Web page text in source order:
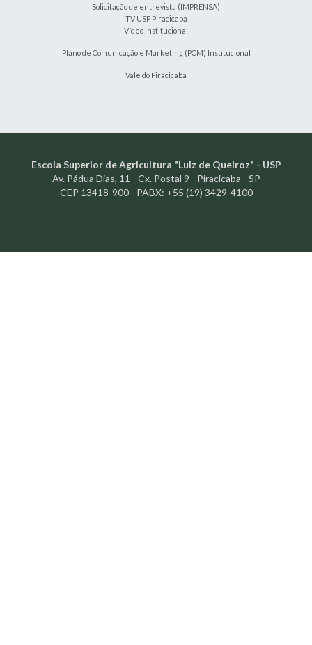
Solicitação de entrevista (IMPRENSA)
TV USP Piracicaba
Vídeo Institucional
Plano de Comunicação e Marketing (PCM) Institucional
Vale do Piracicaba
Escola Superior de Agricultura "Luiz de Queiroz" - USP
Av. Pádua Dias, 11 - Cx. Postal 9 - Piracicaba - SP
CEP 13418-900 - PABX: +55 (19) 3429-4100